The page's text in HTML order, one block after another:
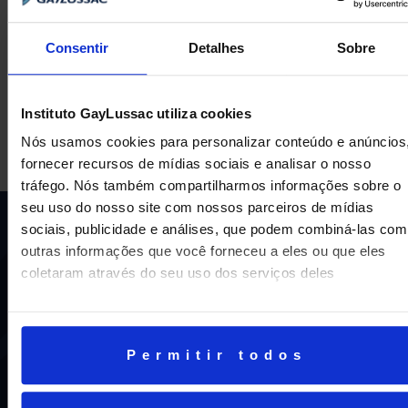
Consentir Detalhes Sobre
Instituto GayLussac utiliza cookies
Nós usamos cookies para personalizar conteúdo e
fornecer recursos de mídias sociais e analisar o nosso
tráfego. Nós também compartilharmos informações sobre o
seu uso do nosso site com nossos parceiros de mídias
sociais, publicidade e análises, que podem combiná-las com
outras informações que você forneceu a eles ou que eles
coletaram através do seu uso dos serviços deles
Permitir todos
Uma escola com mais de 70 anos de tradição e
educação inovadora e de vanguarda. A excelência está em